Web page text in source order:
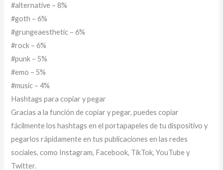
#alternative – 8%
#goth – 6%
#grungeaesthetic – 6%
#rock – 6%
#punk – 5%
#emo – 5%
#music – 4%
Hashtags para copiar y pegar
Gracias a la función de copiar y pegar, puedes copiar
fácilmente los hashtags en el portapapeles de tu dispositivo y
pegarlos rápidamente en tus publicaciones en las redes
sociales, como Instagram, Facebook, TikTok, YouTube y
Twitter.